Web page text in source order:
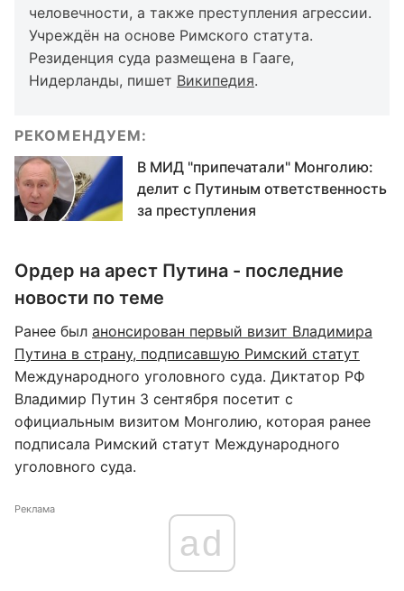
человечности, а также преступления агрессии.
Учреждён на основе Римского статута.
Резиденция суда размещена в Гааге,
Нидерланды, пишет Википедия.
РЕКОМЕНДУЕМ:
В МИД "припечатали" Монголию:
делит с Путиным ответственность
за преступления
Ордер на арест Путина - последние
новости по теме
Ранее был анонсирован первый визит Владимира
Путина в страну, подписавшую Римский статут
Международного уголовного суда. Диктатор РФ
Владимир Путин 3 сентября посетит с
официальным визитом Монголию, которая ранее
подписала Римский статут Международного
уголовного суда.
Реклама
ad